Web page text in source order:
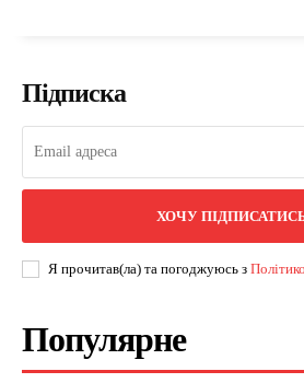
Підписка
ХОЧУ
Я прочитав(ла) та погоджуюсь з
Популярне